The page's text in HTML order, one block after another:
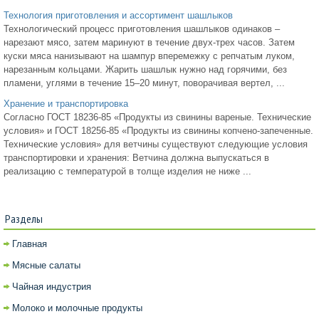
Технология приготовления и ассортимент шашлыков
Технологический процесс приготовления шашлыков одинаков –
нарезают мясо, затем маринуют в течение двух-трех часов. Затем
куски мяса нанизывают на шампур вперемежку с репчатым луком,
нарезанным кольцами. Жарить шашлык нужно над горячими, без
пламени, углями в течение 15–20 минут, поворачивая вертел, ...
Хранение и транспортировка
Согласно ГОСТ 18236-85 «Продукты из свинины вареные. Технические
условия» и ГОСТ 18256-85 «Продукты из свинины копчено-запеченные.
Технические условия» для ветчины существуют следующие условия
транспортировки и хранения: Ветчина должна выпускаться в
реализацию с температурой в толще изделия не ниже ...
Разделы
Главная
Мясные салаты
Чайная индустрия
Молоко и молочные продукты